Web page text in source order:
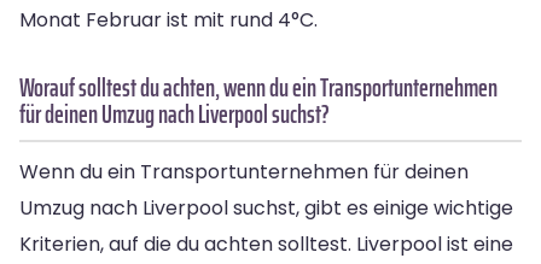
Monat Februar ist mit rund 4°C.
Worauf solltest du achten, wenn du ein Transportunternehmen
für deinen Umzug nach Liverpool suchst?
Wenn du ein Transportunternehmen für deinen
Umzug nach Liverpool suchst, gibt es einige wichtige
Kriterien, auf die du achten solltest. Liverpool ist eine